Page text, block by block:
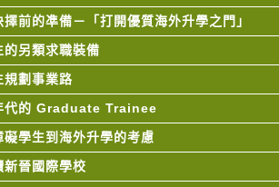
擇前的凖備－「打開優質海外升學之門」
的另類求職裝備
規劃事業路
代的 Graduate Trainee
礙學生到海外升學的考慮
新晉國際學校